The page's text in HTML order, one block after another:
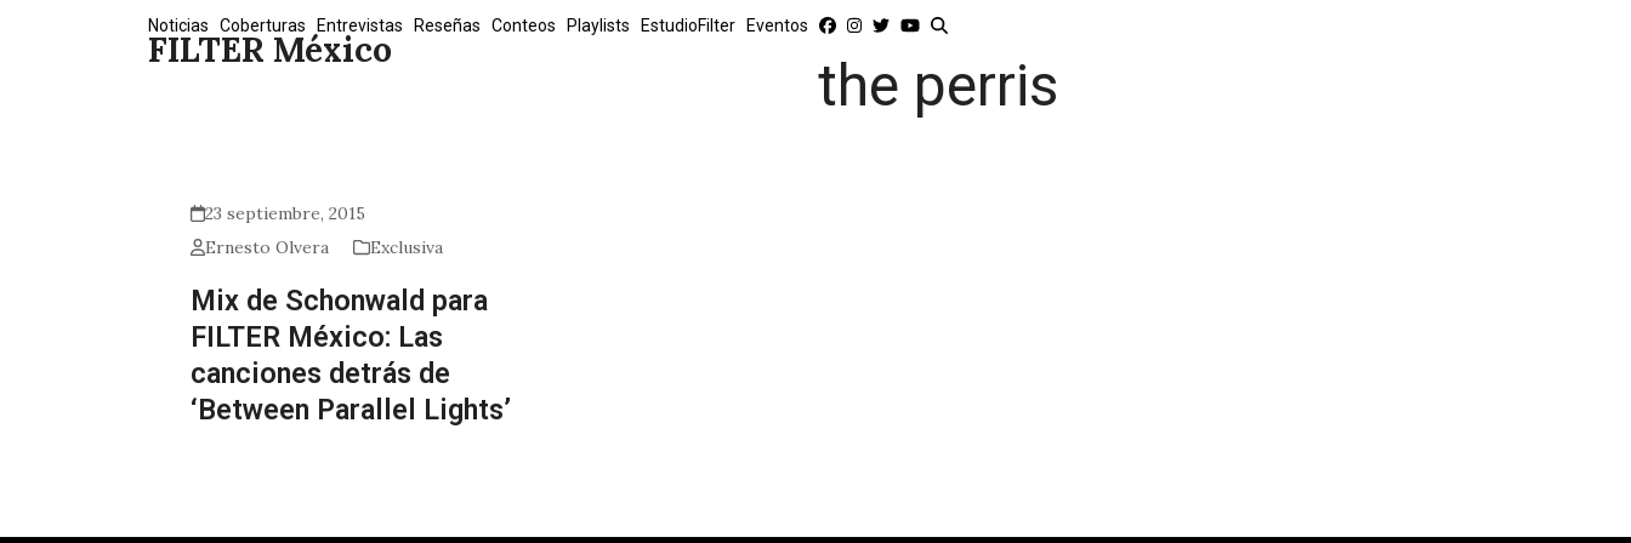
FILTER México
Noticias Coberturas Entrevistas Reseñas Conteos Playlists EstudioFilter Eventos
the perris
23 septiembre, 2015
Ernesto Olvera
Exclusiva
Mix de Schonwald para
FILTER México: Las
canciones detrás de
‘Between Parallel Lights’